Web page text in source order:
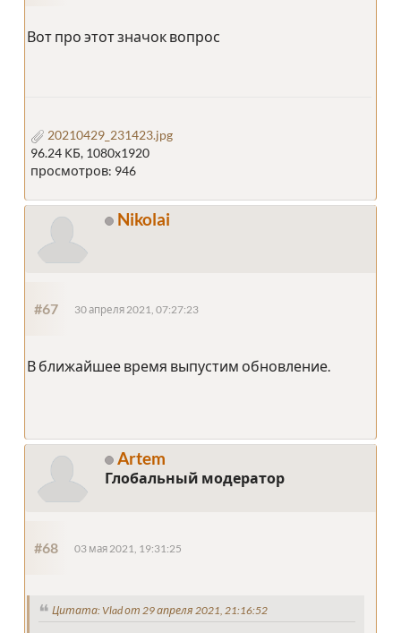
Вот про этот значок вопрос
20210429_231423.jpg
96.24 КБ, 1080x1920
просмотров: 946
Nikolai
#67 30 апреля 2021, 07:27:23
В ближайшее время выпустим обновление.
Artem
Глобальный модератор
#68 03 мая 2021, 19:31:25
Цитата: Vlad от 29 апреля 2021, 21:16:52